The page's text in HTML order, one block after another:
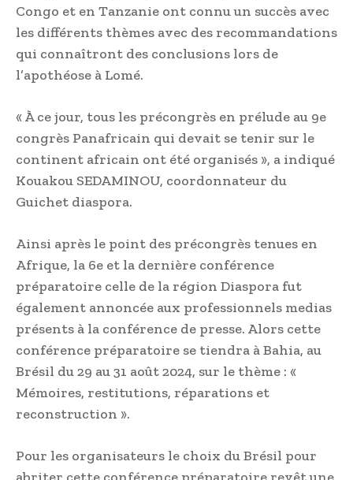
Congo et en Tanzanie ont connu un succès avec
les différents thèmes avec des recommandations
qui connaîtront des conclusions lors de
l’apothéose à Lomé.
« À ce jour, tous les précongrès en prélude au 9e
congrès Panafricain qui devait se tenir sur le
continent africain ont été organisés », a indiqué
Kouakou SEDAMINOU, coordonnateur du
Guichet diaspora.
Ainsi après le point des précongrès tenues en
Afrique, la 6e et la dernière conférence
préparatoire celle de la région Diaspora fut
également annoncée aux professionnels medias
présents à la conférence de presse. Alors cette
conférence préparatoire se tiendra à Bahia, au
Brésil du 29 au 31 août 2024, sur le thème : «
Mémoires, restitutions, réparations et
reconstruction ».
Pour les organisateurs le choix du Brésil pour